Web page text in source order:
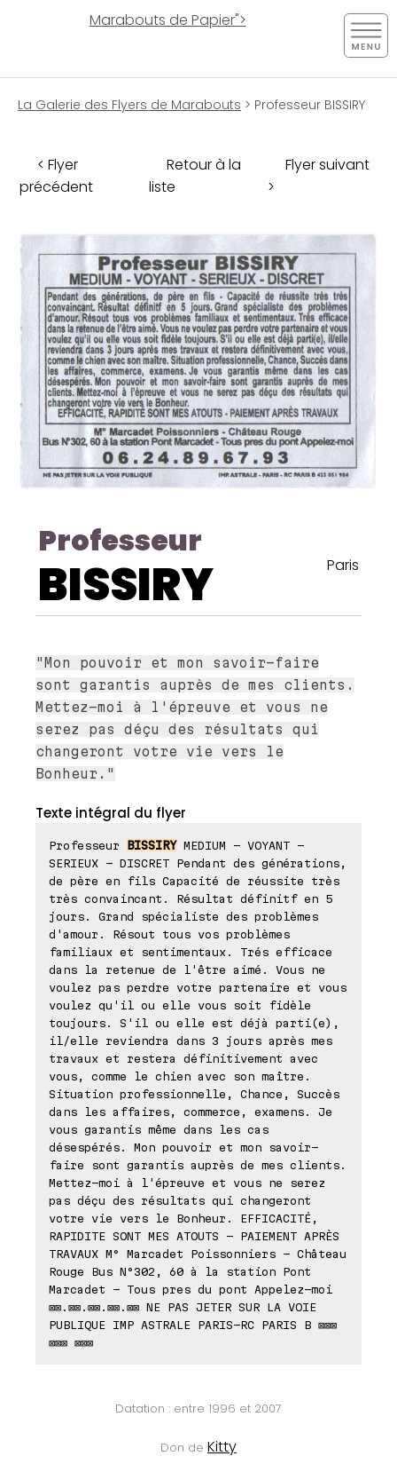
Marabouts de Papier">
La Galerie des Flyers de Marabouts > Professeur BISSIRY
< Flyer
précédent
Retour à la
liste
Flyer suivant
>
Professeur
BISSIRY Paris
"Mon pouvoir et mon savoir-faire
sont garantis auprès de mes clients.
Mettez-moi à l'épreuve et vous ne
serez pas déçu des résultats qui
changeront votre vie vers le
Bonheur."
Texte intégral du flyer
Professeur BISSIRYMEDIUM - VOYANT -
SERIEUX - DISCRET Pendant des générations,
de père en fils Capacité de réussite très
très convaincant. Résultat définitf en 5
jours. Grand spécialiste des problèmes
d'amour. Résout tous vos problèmes
familiaux et sentimentaux. Trés efficace
dans la retenue de l'être aimé. Vous ne
voulez pas perdre votre partenaire et vous
voulez qu'il ou elle vous soit fidèle
toujours. S'il ou elle est déjà parti(e),
il/elle reviendra dans 3 jours après mes
travaux et restera définitivement avec
vous, comme le chien avec son maître.
Situation professionnelle, Chance, Succès
dans les affaires, commerce, examens. Je
vous garantis même dans les cas
désespérés. Mon pouvoir et mon savoir-
faire sont garantis auprès de mes clients.
Mettez-moi à l'épreuve et vous ne serez
pas déçu des résultats qui changeront
votre vie vers le Bonheur. EFFICACITÉ,
RAPIDITE SONT MES ATOUTS - PAIEMENT APRÈS
TRAVAUX M° Marcadet Poissonniers - Château
Rouge Bus N°302, 60 à la station Pont
Marcadet - Tous pres du pont Appelez-moi
⊠⊠.⊠⊠.⊠⊠.⊠⊠.⊠⊠ NE PAS JETER SUR LA VOIE
PUBLIQUE IMP ASTRALE PARIS-RC PARIS B ⊠⊠⊠
⊠⊠⊠ ⊠⊠⊠
Datation : entre 1996 et 2007
Don de Kitty